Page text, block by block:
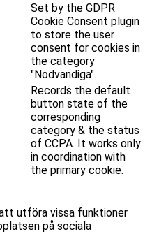
Set by the GDPR
Cookie Consent plugin
to store the user
consent for cookies in
the category
"Nodvandiga".
Records the default
button state of the
corresponding
category & the status
of CCPA. It works only
in coordination with
the primary cookie.
utföra vissa funktioner
på sociala